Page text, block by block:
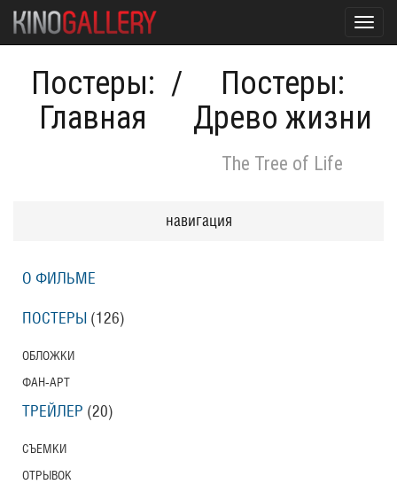
Постеры:
Главная
/
Постеры:
Древо жизни
The Tree of Life
навигация
О ФИЛЬМЕ
ПОСТЕРЫ (126)
ОБЛОЖКИ
ФАН-АРТ
ТРЕЙЛЕР (20)
СЪЕМКИ
ОТРЫВОК